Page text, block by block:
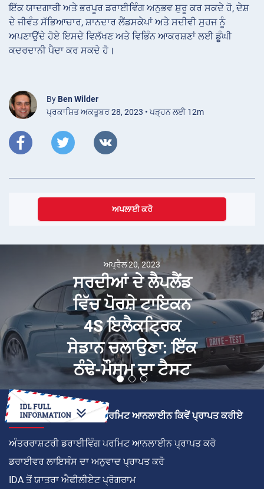
ਇੱਕ ਯਾਦਗਾਰੀ ਅਤੇ ਭਰਪੂਰ ਡਰਾਈਵਿੰਗ ਅਨੁਭਵ ਸ਼ੁਰੂ ਕਰ ਸਕਦੇ ਹੋ, ਦੇਸ਼
ਦੇ ਜੀਵੰਤ ਸੱਭਿਆਚਾਰ, ਸ਼ਾਨਦਾਰ ਲੈਂਡਸਕੇਪਾਂ ਅਤੇ ਸਦੀਵੀ ਸੁਹਜ ਨੂੰ
ਅਪਣਾਉਂਦੇ ਹੋਏ ਇਸਦੇ ਵਿਲੱਖਣ ਅਤੇ ਵਿਭਿੰਨ ਆਕਰਸ਼ਣਾਂ ਲਈ ਡੂੰਘੀ
ਕਦਰਦਾਨੀ ਪੈਦਾ ਕਰ ਸਕਦੇ ਹੋ।
By Ben Wilder
ਪ੍ਰਕਾਸ਼ਿਤ ਅਕਤੂਬਰ 28, 2023 • ਪੜ੍ਹਨ ਲਈ 12m
ਅਪਲਾਈ ਕਰੋ
ਅਪ੍ਰੈਲ 20, 2023
ਸਰਦੀਆਂ ਦੇ ਲੈਪਲੈਂਡ
ਵਿੱਚ ਪੋਰਸ਼ੇ ਟਾਇਕਨ
4S ਇਲੈਕਟ੍ਰਿਕ
ਸੇਡਾਨ ਚਲਾਉਣਾ: ਇੱਕ
ਠੰਢੇ-ਮੌਸਮ ਦਾ ਟੈਸਟ
ਅੰਤਰਰਾਸ਼ਟਰੀ ਡਰਾਈਵਿੰਗ ਪਰਮਿਟ ਆਨਲਾਈਨ ਕਿਵੇਂ ਪ੍ਰਾਪਤ ਕਰੀਏ
ਅੰਤਰਰਾਸ਼ਟਰੀ ਡਰਾਈਵਿੰਗ ਪਰਮਿਟ ਆਨਲਾਈਨ ਪ੍ਰਾਪਤ ਕਰੋ
ਡਰਾਈਵਰ ਲਾਇਸੰਸ ਦਾ ਅਨੁਵਾਦ ਪ੍ਰਾਪਤ ਕਰੋ
IDA ਤੋਂ ਯਾਤਰਾ ਐਫੀਲੀਏਟ ਪ੍ਰੋਗਰਾਮ